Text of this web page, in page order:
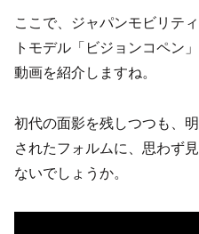
ここで、ジャパンモビリテ
トモデル「ビジョンコペン
動画を紹介しますね。
初代の面影を残しつつも、
されたフォルムに、思わず
ないでしょうか。